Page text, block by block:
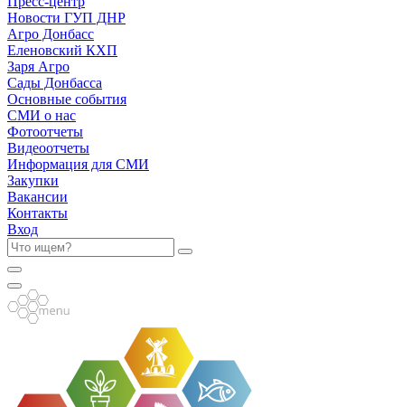
Новости ГУП ДНР
Агро Донбасс
Еленовский КХП
Заря Агро
Сады Донбасса
Основные события
СМИ о нас
Фотоотчеты
Видеоотчеты
Информация для СМИ
Закупки
Вакансии
Контакты
Вход